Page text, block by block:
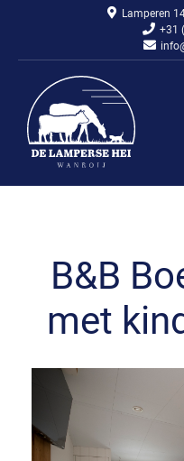
Lamperen
+31
B&B
met